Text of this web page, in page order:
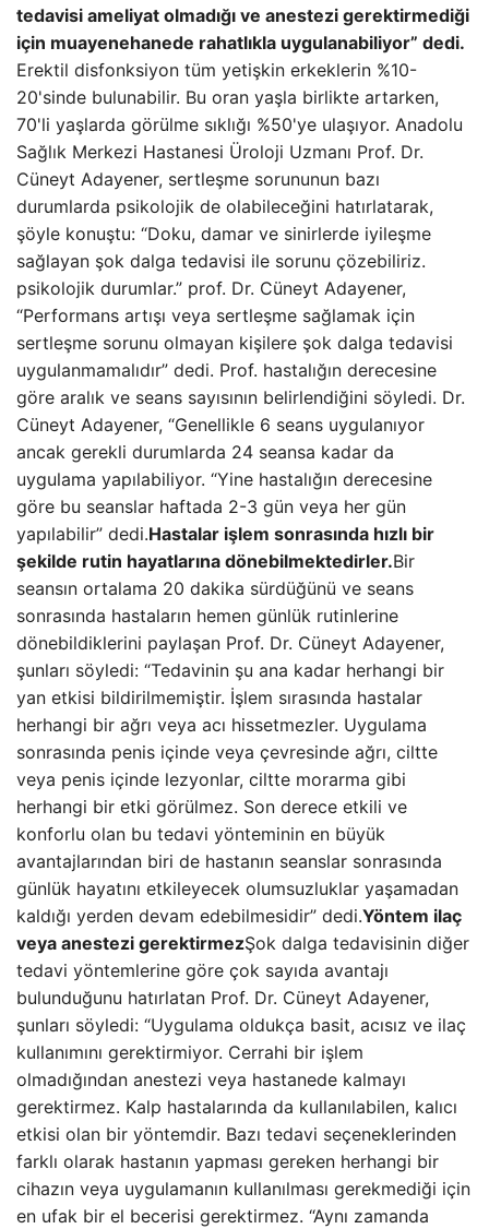
tedavisi ameliyat olmadığı ve anestezi gerektirmediği
için muayenehanede rahatlıkla uygulanabiliyor” dedi.
Erektil disfonksiyon tüm yetişkin erkeklerin %10-
20'sinde bulunabilir. Bu oran yaşla birlikte artarken,
70'li yaşlarda görülme sıklığı %50'ye ulaşıyor. Anadolu
Sağlık Merkezi Hastanesi Üroloji Uzmanı Prof. Dr.
Cüneyt Adayener, sertleşme sorununun bazı
durumlarda psikolojik de olabileceğini hatırlatarak,
şöyle konuştu: “Doku, damar ve sinirlerde iyileşme
sağlayan şok dalga tedavisi ile sorunu çözebiliriz.
psikolojik durumlar.” prof. Dr. Cüneyt Adayener,
“Performans artışı veya sertleşme sağlamak için
sertleşme sorunu olmayan kişilere şok dalga tedavisi
uygulanmamalıdır” dedi. Prof. hastalığın derecesine
göre aralık ve seans sayısının belirlendiğini söyledi. Dr.
Cüneyt Adayener, “Genellikle 6 seans uygulanıyor
ancak gerekli durumlarda 24 seansa kadar da
uygulama yapılabiliyor. “Yine hastalığın derecesine
göre bu seanslar haftada 2-3 gün veya her gün
yapılabilir” dedi.Hastalar işlem sonrasında hızlı bir
şekilde rutin hayatlarına dönebilmektedirler.Bir
seansın ortalama 20 dakika sürdüğünü ve seans
sonrasında hastaların hemen günlük rutinlerine
dönebildiklerini paylaşan Prof. Dr. Cüneyt Adayener,
şunları söyledi: “Tedavinin şu ana kadar herhangi bir
yan etkisi bildirilmemiştir. İşlem sırasında hastalar
herhangi bir ağrı veya acı hissetmezler. Uygulama
sonrasında penis içinde veya çevresinde ağrı, ciltte
veya penis içinde lezyonlar, ciltte morarma gibi
herhangi bir etki görülmez. Son derece etkili ve
konforlu olan bu tedavi yönteminin en büyük
avantajlarından biri de hastanın seanslar sonrasında
günlük hayatını etkileyecek olumsuzluklar yaşamadan
kaldığı yerden devam edebilmesidir” dedi.Yöntem ilaç
veya anestezi gerektirmezŞok dalga tedavisinin diğer
tedavi yöntemlerine göre çok sayıda avantajı
bulunduğunu hatırlatan Prof. Dr. Cüneyt Adayener,
şunları söyledi: “Uygulama oldukça basit, acısız ve ilaç
kullanımını gerektirmiyor. Cerrahi bir işlem
olmadığından anestezi veya hastanede kalmayı
gerektirmez. Kalp hastalarında da kullanılabilen, kalıcı
etkisi olan bir yöntemdir. Bazı tedavi seçeneklerinden
farklı olarak hastanın yapması gereken herhangi bir
cihazın veya uygulamanın kullanılması gerekmediği için
en ufak bir el becerisi gerektirmez. “Aynı zamanda